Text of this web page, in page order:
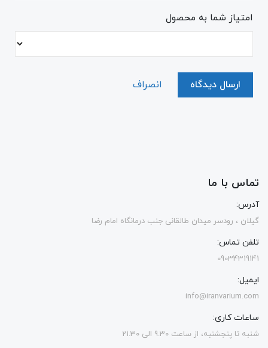
امتیاز شما به محصول
ارسال دیدگاه انصراف
تماس با ما
آدرس:
گیلان ، رودسر میدان طالقانی جنب درمانگاه امام رضا
تلفن تماس:
09034319141
ایمیل:
info@iranvarium.com
ساعات کاری:
شنبه تا پنجشنبه، از ساعت 9.30 الی 21.30